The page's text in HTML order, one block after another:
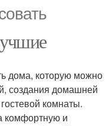
дома, которую можно
создания домашней
комнаты.
комфортную и